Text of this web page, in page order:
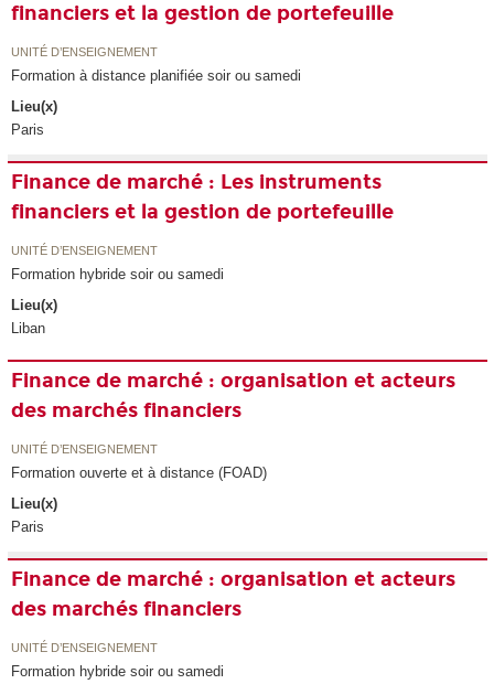
financiers et la gestion de portefeuille
UNITÉ D’ENSEIGNEMENT
Formation à distance planifiée soir ou samedi
Lieu(x)
Paris
Finance de marché : Les instruments
financiers et la gestion de portefeuille
UNITÉ D’ENSEIGNEMENT
Formation hybride soir ou samedi
Lieu(x)
Liban
Finance de marché : organisation et acteurs
des marchés financiers
UNITÉ D’ENSEIGNEMENT
Formation ouverte et à distance (FOAD)
Lieu(x)
Paris
Finance de marché : organisation et acteurs
des marchés financiers
UNITÉ D’ENSEIGNEMENT
Formation hybride soir ou samedi